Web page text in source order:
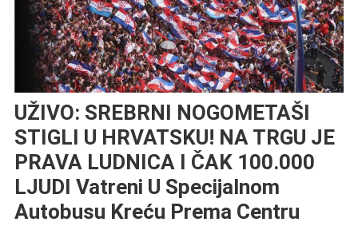
UŽIVO: SREBRNI NOGOMETAŠI
STIGLI U HRVATSKU! NA TRGU JE
PRAVA LUDNICA I ČAK 100.000
LJUDI Vatreni U Specijalnom
Autobusu Kreću Prema Centru